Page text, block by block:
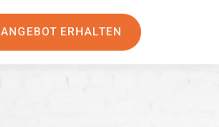
ANGEBOT ERHALTEN